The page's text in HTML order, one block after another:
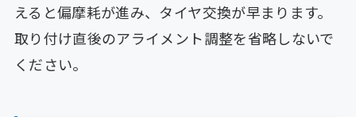
えると偏摩耗が進み、タイヤ交換が早まります。
取り付け直後のアライメント調整を省略しないで
ください。